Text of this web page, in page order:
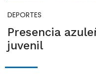
DEPORTES
Presencia
juvenil